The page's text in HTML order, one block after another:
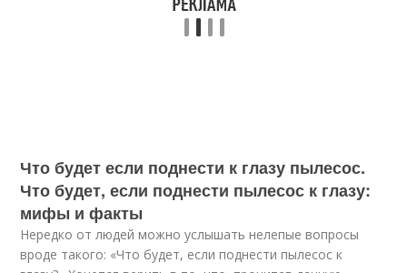
Что будет если поднести к глазу пылесос.
Что будет, если поднести пылесос к глазу:
мифы и факты
Нередко от людей можно услышать нелепые вопросы
вроде такого: «Что будет, если поднести пылесос к